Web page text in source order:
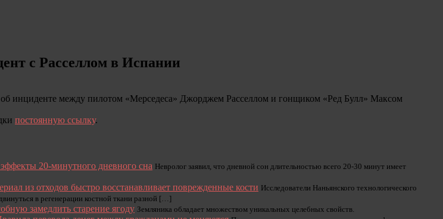
с Расселлом в Испании
инциденте между пилотом «Мерседеса» Джорджем Расселлом и гонщиком «Ред Булл» Максом
постоянную ссылку.
20-минутного дневного сна Невролог заявил, что дневной сон длительностью всего 20-30 минут имеет
из отходов быстро восстанавливает поврежденные кости Исследователи Наньянского технологического
в регенерации костной ткани разной […]
замедлить старение ягоду Земляника обладает множеством уникальных целебных свойств.